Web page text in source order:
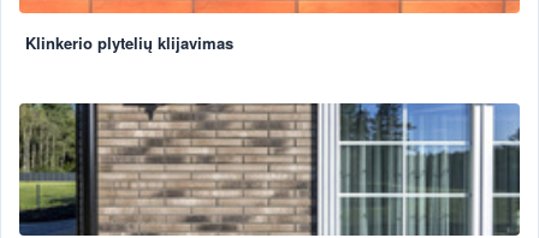
Klinkerio plytelių klijavimas